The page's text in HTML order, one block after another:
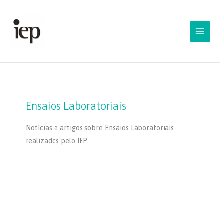
content
Ensaios Laboratoriais
Notícias e artigos sobre Ensaios Laboratoriais
realizados pelo IEP.